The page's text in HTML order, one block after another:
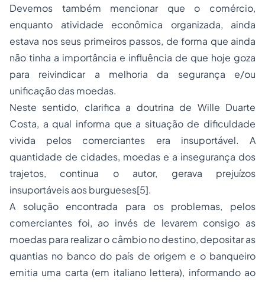
Devemos também mencionar que o comércio,
enquanto atividade econômica organizada, ainda
estava nos seus primeiros passos, de forma que ainda
não tinha a importância e influência de que hoje goza
para reivindicar a melhoria da segurança e/ou
unificação das moedas.
Neste sentido, clarifica a doutrina de Wille Duarte
Costa, a qual informa que a situação de dificuldade
vivida pelos comerciantes era insuportável. A
quantidade de cidades, moedas e a insegurança dos
trajetos, continua o autor, gerava prejuízos
insuportáveis aos burgueses[5].
A solução encontrada para os problemas, pelos
comerciantes foi, ao invés de levarem consigo as
moedas para realizar o câmbio no destino, depositar as
quantias no banco do país de origem e o banqueiro
emitia uma carta (em italiano lettera), informando ao